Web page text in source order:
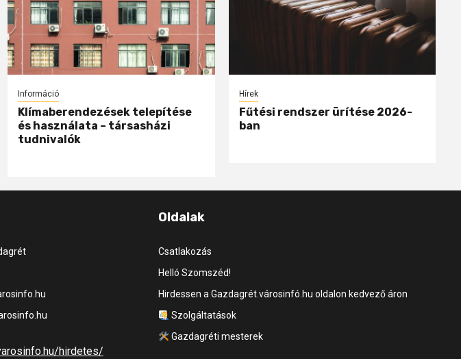
Információ
Klímaberendezések telepítése
és használata – társasházi
tudnivalók
Hírek
Fűtési rendszer ürítése 2026-
ban
hirdetes/
Oldalak
Csatlakozás
Helló Szomszéd!
Hirdessen a Gazdagrét.városinfó.hu oldalon kedvező áron
Szolgáltatások
Gazdagréti mesterek